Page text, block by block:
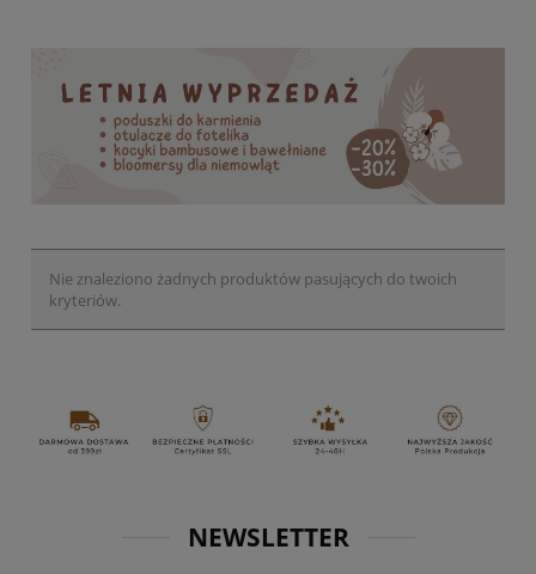
Nie znaleziono żadnych produktów pasujących do twoich
kryteriów.
NEWSLETTER